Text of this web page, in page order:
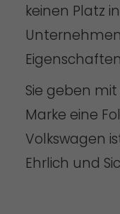
keinen Platz
Sie geben
Marke eine
Volkswagen
Ehrlich und